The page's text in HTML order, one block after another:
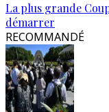
La plus grande
démarrer
RECOMMANDÉ